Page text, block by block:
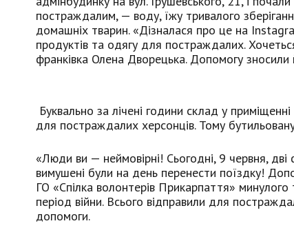
постраждалим, — воду, їжу тривалого
домашніх тварин. «Дізналася про це на
продуктів та одягу для постраждалих.
франківка Олена Дворецька. Допомогу зносили
Буквально за лічені години склад у
для постраждалих херсонців. Тому
«Люди ви — неймовірні! Сьогодні, 9 червня,
вимушені були на день перенести поїздку!
ГО «Спілка волонтерів Прикарпаття»
період війни. Всього відправили для
допомоги.